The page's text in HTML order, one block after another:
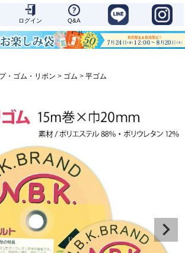
ログイン Q&A
・ゴム・リボン ゴム 平ゴム